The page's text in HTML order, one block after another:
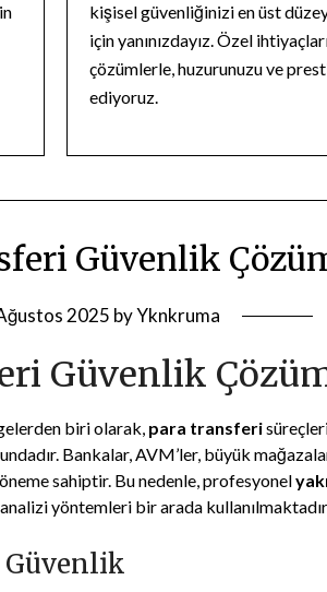
kişisel güvenliğinizi en üst
için yanınızdayız. Özel
çözümlerle, huzurunuzu ve
ediyoruz.
Güvenlik
2025 byYknkruma
Güvenlik
biri olarak, para transferi
Bankalar, AVM’ler, büyük
sahiptir. Bu nedenle, profesyonel
yöntemleri bir arada
Güvenlik